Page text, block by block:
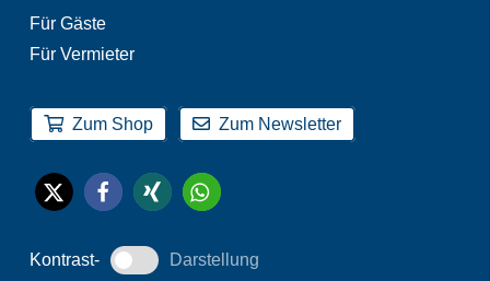
Für Gäste
Für Vermieter
Zum Shop Zum Newsletter
Kontrast- Darstellung